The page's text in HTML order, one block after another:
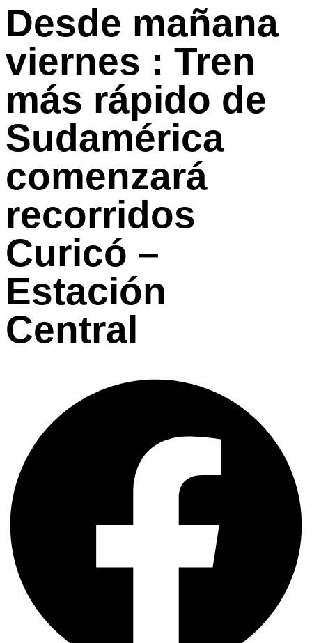
Desde mañana
viernes : Tren
más rápido de
Sudamérica
comenzará
recorridos
Curicó –
Estación
Central